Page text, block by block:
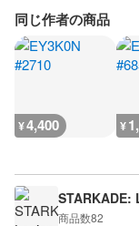
同じ作者の商品
¥4,400 ¥
STARKADE:
商品数82